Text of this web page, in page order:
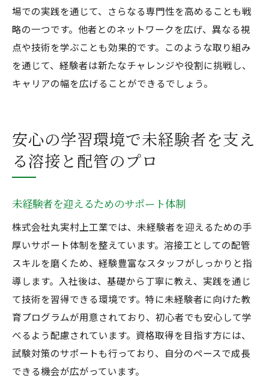
場での実践を通じて、さらなる専門性を高めることも戦
略の一つです。他者とのネットワークを広げ、異なる視
点や技術を学ぶことも効果的です。このような取り組み
を通じて、経験者は新たなチャレンジや役割に挑戦し、
キャリアの幅を広げることができるでしょう。
安心の学習環境で未経験者を支え
る溶接と配管のプロ
未経験者を迎えるためのサポート体制
株式会社丸実村上工業では、未経験者を迎えるための手
厚いサポート体制を整えています。溶接工としての配管
スキルを磨くため、経験豊富なスタッフがしっかりと指
導します。入社後は、基礎から丁寧に教え、実践を通じ
て技術を習得できる環境です。特に未経験者に向けた教
育プログラムが用意されており、初心者でも安心して学
べるよう配慮されています。資格取得を目指す方には、
試験対策のサポートも行っており、自分のペースで成長
できる機会が広がっています。